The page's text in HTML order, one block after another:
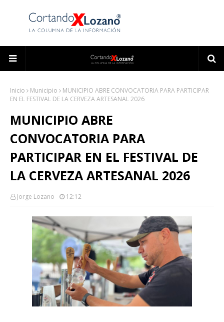
Inicio Municipio
MUNICIPIO ABRE CONVOCATORIA PARA PARTICIPAR
EN EL FESTIVAL DE LA CERVEZA ARTESANAL 2026
MUNICIPIO ABRE
CONVOCATORIA PARA
PARTICIPAR EN EL FESTIVAL DE
LA CERVEZA ARTESANAL 2026
Jorge Lozano 12:12